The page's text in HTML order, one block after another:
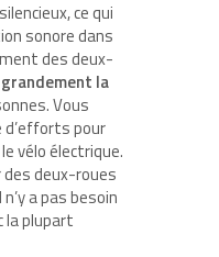
ce qui
sonore dans
des deux-
la
Vous
d’efforts pour
vélo électrique.
deux-roues
a pas besoin
la plupart